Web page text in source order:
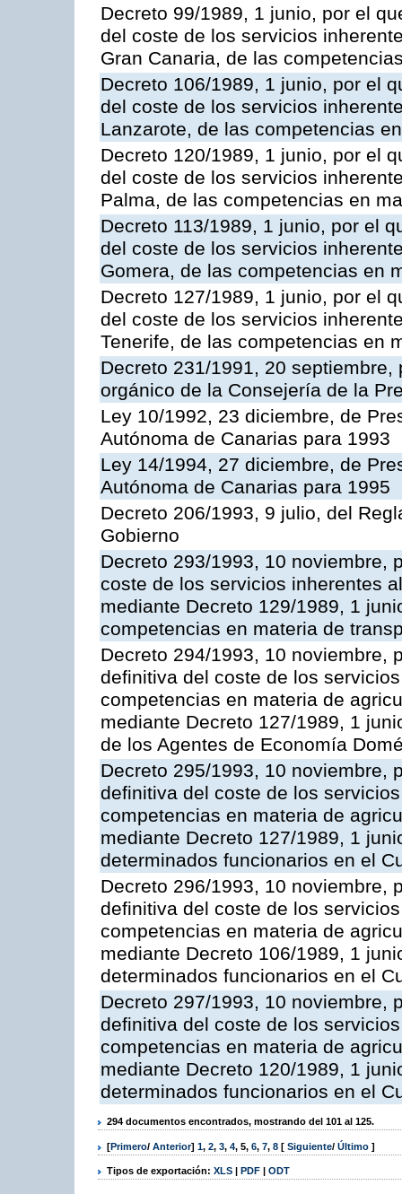
Decreto 99/1989, 1 junio, por el
del coste de los servicios
Gran Canaria, de las
Decreto 106/1989, 1 junio, por el
del coste de los servicios
Lanzarote, de las competencias
Decreto 120/1989, 1 junio, por el
del coste de los servicios
Palma, de las competencias en
Decreto 113/1989, 1 junio, por el
del coste de los servicios
Gomera, de las competencias en
Decreto 127/1989, 1 junio, por el
del coste de los servicios
Tenerife, de las competencias en
Decreto 231/1991, 20
orgánico de la Consejería de la
Ley 10/1992, 23 diciembre, de
Autónoma de Canarias para 1993
Ley 14/1994, 27 diciembre, de
Autónoma de Canarias para 1995
Decreto 206/1993, 9 julio, del
Gobierno
Decreto 293/1993, 10 noviembre,
coste de los servicios inherentes
mediante Decreto 129/1989, 1
competencias en materia de
Decreto 294/1993, 10 noviembre,
definitiva del coste de los
competencias en materia de
mediante Decreto 127/1989, 1
de los Agentes de Economía
Decreto 295/1993, 10 noviembre,
definitiva del coste de los
competencias en materia de
mediante Decreto 127/1989, 1
determinados funcionarios en el
Decreto 296/1993, 10 noviembre,
definitiva del coste de los
competencias en materia de
mediante Decreto 106/1989, 1
determinados funcionarios en el
Decreto 297/1993, 10 noviembre,
definitiva del coste de los
competencias en materia de
mediante Decreto 120/1989, 1
determinados funcionarios en el
294 documentos encontrados, mostrando del 101 al 125.
[Primero/ Anterior] 1, 2, 3, 4, 5, 6, 7, 8 [ Siguiente/ Último ]
Tipos de exportación: XLS | PDF | ODT